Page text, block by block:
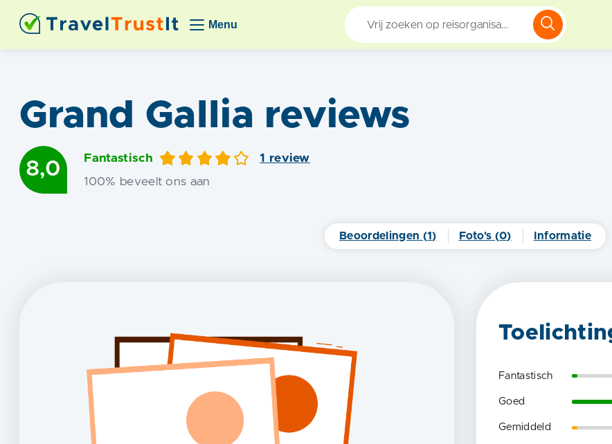
Menu
Grand Gallia reviews
8,0
Fantastisch 1
review
100% beveelt ons aan
Beoordelingen (1) Foto's (0) Informatie
Fantastisch
Goed
Gemiddeld